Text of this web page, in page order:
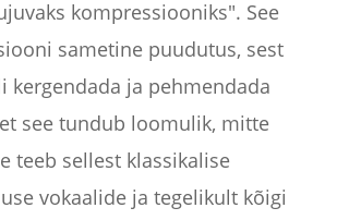
kompressiooniks". See
sametine puudutus, sest
kergendada ja pehmendada
see tundub loomulik, mitte
teeb sellest klassikalise
vokaalide ja tegelikult kõigi